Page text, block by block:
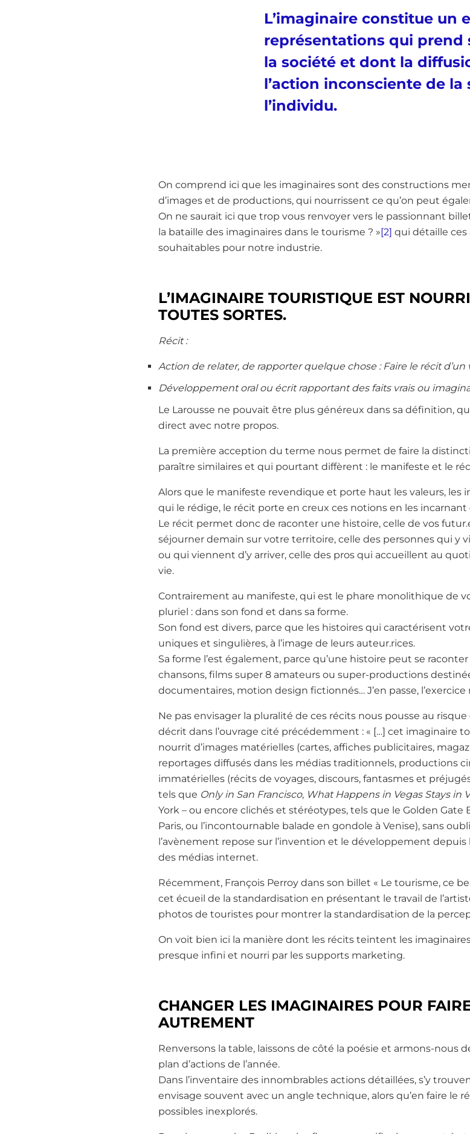
L’imaginaire constitue un
représentations qui prend
la société et dont la
l’action inconsciente de la
l’individu.
On comprend ici que les imaginaires sont des constructions
d’images et de productions, qui nourrissent ce qu’on peut
On ne saurait ici que trop vous renvoyer vers le passionnant
la bataille des imaginaires dans le tourisme ? »[2] qui détaille ces
souhaitables pour notre industrie.
L’IMAGINAIRE TOURISTIQUE EST
TOUTES SORTES.
Récit :
Action de relater, de rapporter quelque chose : Faire le récit d’un
Développement oral ou écrit rapportant des faits vrais ou
Le Larousse ne pouvait être plus généreux dans sa définition,
direct avec notre propos.
La première acception du terme nous permet de faire la
paraître similaires et qui pourtant diffèrent : le manifeste et le
Alors que le manifeste revendique et porte haut les valeurs, les
qui le rédige, le récit porte en creux ces notions en les incarnant
Le récit permet donc de raconter une histoire, celle de vos
séjourner demain sur votre territoire, celle des personnes qui y
ou qui viennent d’y arriver, celle des pros qui accueillent au
vie.
Contrairement au manifeste, qui est le phare monolithique de
pluriel : dans son fond et dans sa forme.
Son fond est divers, parce que les histoires qui caractérisent
uniques et singulières, à l’image de leurs auteur.rices.
Sa forme l’est également, parce qu’une histoire peut se
chansons, films super 8 amateurs ou super-productions
documentaires, motion design fictionnés… J’en passe,
Ne pas envisager la pluralité de ces récits nous pousse au
décrit dans l’ouvrage cité précédemment : « […] cet imaginaire
nourrit d’images matérielles (cartes, affiches publicitaires,
reportages diffusés dans les médias traditionnels, productions
immatérielles (récits de voyages, discours, fantasmes et
tels que Only in San Francisco, What Happens in Vegas Stays in
York – ou encore clichés et stéréotypes, tels que le Golden Gate
Paris, ou l’incontournable balade en gondole à Venise), sans
l’avènement repose sur l’invention et le développement
des médias internet.
Récemment, François Perroy dans son billet « Le tourisme, ce
cet écueil de la standardisation en présentant le travail de
photos de touristes pour montrer la standardisation de la
On voit bien ici la manière dont les récits teintent les
presque infini et nourri par les supports marketing.
CHANGER LES IMAGINAIRES POUR
AUTREMENT
Renversons la table, laissons de côté la poésie et armons-nous
plan d’actions de l’année.
Dans l’inventaire des innombrables actions détaillées, s’y
envisage souvent avec un angle technique, alors qu’en faire le
possibles inexplorés.